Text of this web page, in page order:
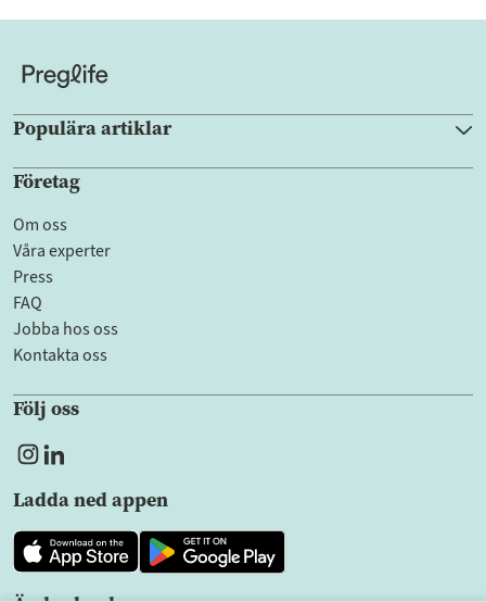
Populära artiklar
Företag
Om oss
Våra experter
Press
FAQ
Jobba hos oss
Kontakta oss
Följ oss
Ladda ned appen